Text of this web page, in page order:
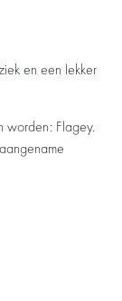
en een lekker
worden: Flagey.